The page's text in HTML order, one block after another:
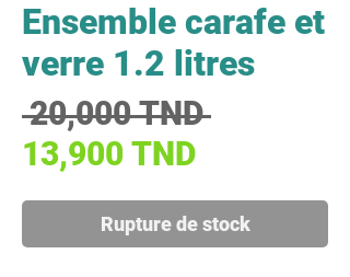
Ensemble carafe et
verre 1.2 litres
20,000 TND Prix
13,900 TNDPrix
Rupture de stock